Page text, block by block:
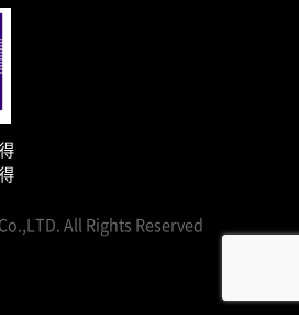
All Rights Reserved